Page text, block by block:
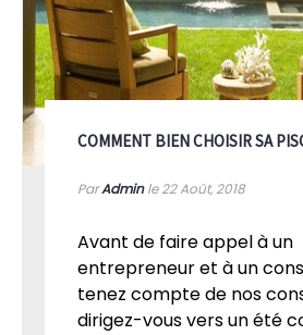
COMMENT BIEN CHOISIR SA
ParAdminle 22Août, 2018
Avant de faire appel à un
entrepreneur et à un
tenez compte de nos
dirigez-vous vers un été